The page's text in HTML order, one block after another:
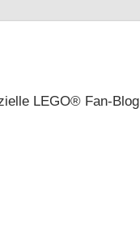
LEGO® Fan-Blog